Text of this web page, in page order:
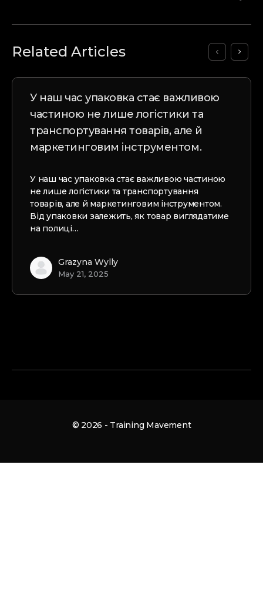
Related Articles
У наш час упаковка стає важливою
частиною не лише логістики та
транспортування товарів, але й
маркетинговим інструментом.
У наш час упаковка стає важливою частиною
не лише логістики та транспортування
товарів, але й маркетинговим інструментом.
Від упаковки залежить, як товар виглядатиме
на полиці…
Grazyna Wylly
May 21, 2025
© 2026 - Training Mavement